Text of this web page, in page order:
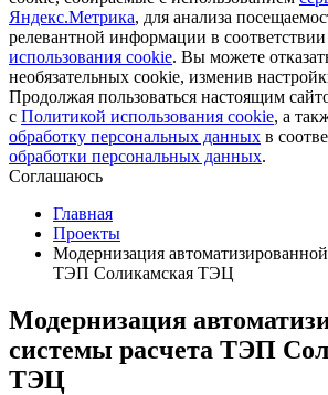
Яндекс.Метрика, для анализа
релевантной информации в соответствии
использования cookie. Вы можете
необязательных cookie, изменив
Продолжая пользоваться настоящим
с Политикой использования cookie, а
обработку персональных данных в
обработки персональных данных.
Соглашаюсь
Главная
Проекты
Модернизация
ТЭП Соликамская ТЭЦ
Модернизация
системы расчета ТЭП
ТЭЦ